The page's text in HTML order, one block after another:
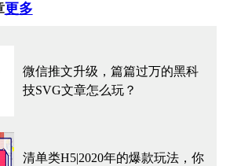
更多
微信推文升级，篇篇过万的黑科
技SVG文章怎么玩？
清单类H5|2020年的爆款玩法，你